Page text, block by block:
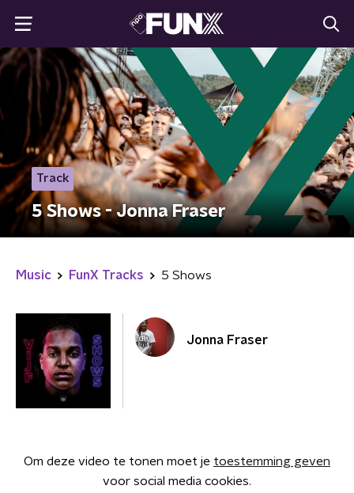
Track
5 Shows - Jonna Fraser
Music FunX Tracks 5 Shows
Jonna Fraser
Om deze video te tonen moet je toestemming geven
voor social media cookies.